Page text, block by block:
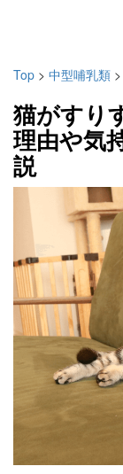
Top > 中型哺乳類 >
猫がすり
理由や気
説